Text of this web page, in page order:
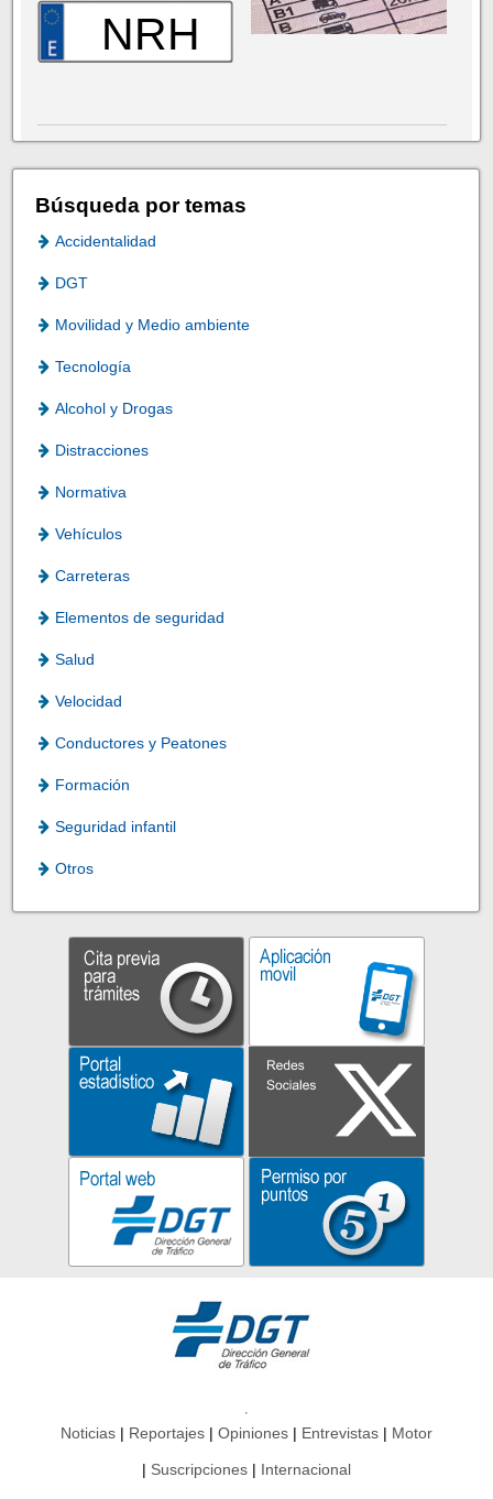
NRH
Búsqueda por temas
Accidentalidad
DGT
Movilidad y Medio ambiente
Tecnología
Alcohol y Drogas
Distracciones
Normativa
Vehículos
Carreteras
Elementos de seguridad
Salud
Velocidad
Conductores y Peatones
Formación
Seguridad infantil
Otros
Noticias Reportajes Opiniones Entrevistas Motor
Suscripciones Internacional